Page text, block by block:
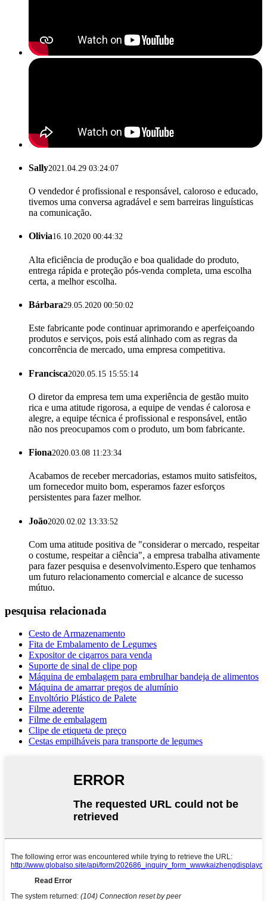
Sally2021.04.29 03:24:07
O vendedor é profissional e responsável, caloroso e educado,
tivemos uma conversa agradável e sem barreiras linguísticas
na comunicação.
Olivia16.10.2020 00:44:32
Alta eficiência de produção e boa qualidade do produto,
entrega rápida e proteção pós-venda completa, uma escolha
certa, a melhor escolha.
Bárbara29.05.2020 00:50:02
Este fabricante pode continuar aprimorando e aperfeiçoando
produtos e serviços, pois está alinhado com as regras da
concorrência de mercado, uma empresa competitiva.
Francisca2020.05.15 15:55:14
O diretor da empresa tem uma experiência de gestão muito
rica e uma atitude rigorosa, a equipe de vendas é calorosa e
alegre, a equipe técnica é profissional e responsável, então
não nos preocupamos com o produto, um bom fabricante.
Fiona2020.03.08 11:23:34
Acabamos de receber mercadorias, estamos muito satisfeitos,
um fornecedor muito bom, esperamos fazer esforços
persistentes para fazer melhor.
João2020.02.02 13:33:52
Com uma atitude positiva de "considerar o mercado, respeitar
o costume, respeitar a ciência", a empresa trabalha ativamente
para fazer pesquisa e desenvolvimento.Espero que tenhamos
um futuro relacionamento comercial e alcance de sucesso
mútuo.
pesquisa relacionada
Cesto de Armazenamento
Fita de Embalamento de Legumes
Expositor de cigarros para venda
Suporte de sinal de clipe pop
Máquina de embalagem para embrulhar bandeja de alimentos
Máquina de amarrar pregos de alumínio
Envoltório Plástico de Palete
Filme aderente
Filme de embalagem
Clipe de etiqueta de preço
Cestas empilháveis ​​para transporte de legumes